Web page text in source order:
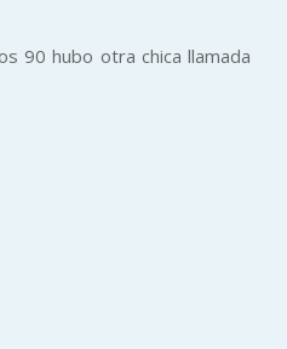
90 hubo otra chica llamada